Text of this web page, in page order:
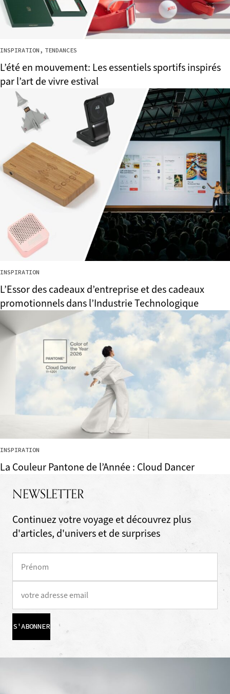
INSPIRATION TENDANCES
L’été en mouvement: Les essentiels sportifs inspirés
par l’art de vivre estival
INSPIRATION
L’Essor des cadeaux d’entreprise et des cadeaux
promotionnels dans l’Industrie Technologique
INSPIRATION
La Couleur Pantone de l’Année : Cloud Dancer
NEWSLETTER
Continuez votre voyage et découvrez plus
d'articles, d'univers et de surprises
S'ABONNER